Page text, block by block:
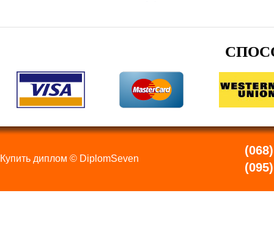
Купить диплом © DiplomSeven